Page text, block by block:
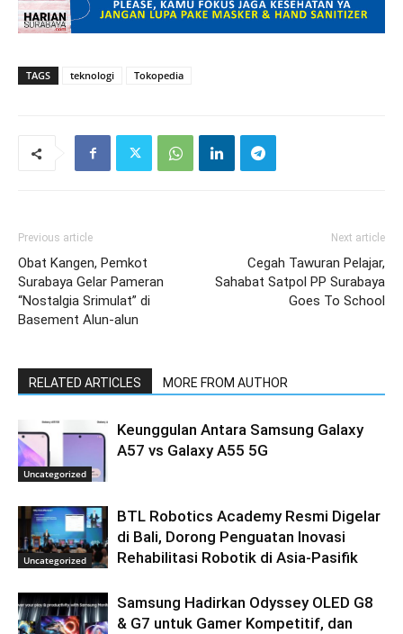
TAGS teknologi Tokopedia
Previous article
Obat Kangen, Pemkot
Surabaya Gelar Pameran
“Nostalgia Srimulat” di
Basement Alun-alun
Next article
Cegah Tawuran Pelajar,
Sahabat Satpol PP Surabaya
Goes To School
RELATED ARTICLES MORE FROM AUTHOR
Uncategorized
Keunggulan Antara Samsung Galaxy
A57 vs Galaxy A55 5G
Uncategorized
BTL Robotics Academy Resmi Digelar
di Bali, Dorong Penguatan Inovasi
Rehabilitasi Robotik di Asia-Pasifik
Samsung Hadirkan Odyssey OLED G8
& G7 untuk Gamer Kompetitif, dan